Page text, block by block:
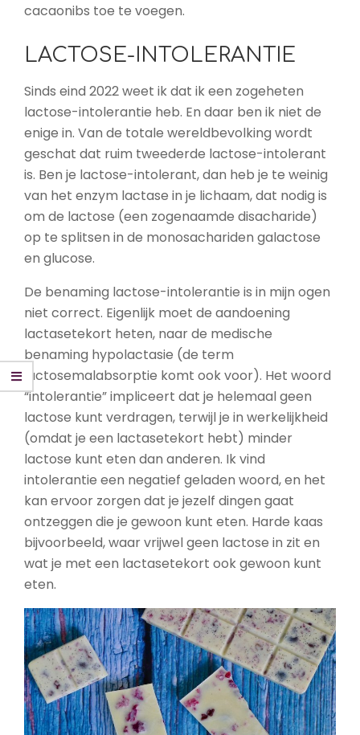
cacaonibs toe te voegen.
LACTOSE-INTOLERANTIE
Sinds eind 2022 weet ik dat ik een zogeheten
lactose-intolerantie heb. En daar ben ik niet de
enige in. Van de totale wereldbevolking wordt
geschat dat ruim tweederde lactose-intolerant
is. Ben je lactose-intolerant, dan heb je te weinig
van het enzym lactase in je lichaam, dat nodig is
om de lactose (een zogenaamde disacharide)
op te splitsen in de monosachariden galactose
en glucose.
De benaming lactose-intolerantie is in mijn ogen
niet correct. Eigenlijk moet de aandoening
lactasetekort heten, naar de medische
benaming hypolactasie (de term
lactosemalabsorptie komt ook voor). Het woord
“intolerantie” impliceert dat je helemaal geen
lactose kunt verdragen, terwijl je in werkelijkheid
(omdat je een lactasetekort hebt) minder
lactose kunt eten dan anderen. Ik vind
intolerantie een negatief geladen woord, en het
kan ervoor zorgen dat je jezelf dingen gaat
ontzeggen die je gewoon kunt eten. Harde kaas
bijvoorbeeld, waar vrijwel geen lactose in zit en
wat je met een lactasetekort ook gewoon kunt
eten.